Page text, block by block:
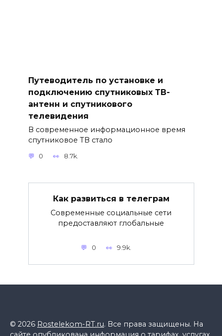
Путеводитель по установке и
подключению спутниковых ТВ-
антенн и спутникового
телевидения
В современное информационное время
спутниковое ТВ стало
0 8.7k.
Как развиться в телеграм
Современные социальные сети
предоставляют глобальные
0 9.9k.
© 2026 Rostelekom-RT.ru. Все права защищены. На